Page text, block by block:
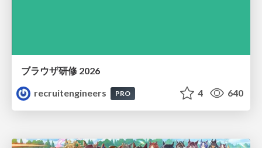
ブラウザ研修 2026
recruitengineers
PRO 4 640